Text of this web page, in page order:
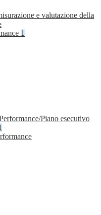
e valutazione della
1
Piano esecutivo